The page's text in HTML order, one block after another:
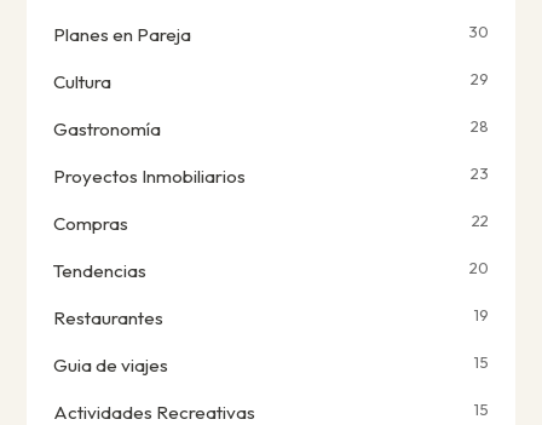
Planes en Pareja 30
Cultura 29
Gastronomía 28
Proyectos Inmobiliarios 23
Compras 22
Tendencias 20
Restaurantes 19
Guia de viajes 15
Actividades Recreativas 15